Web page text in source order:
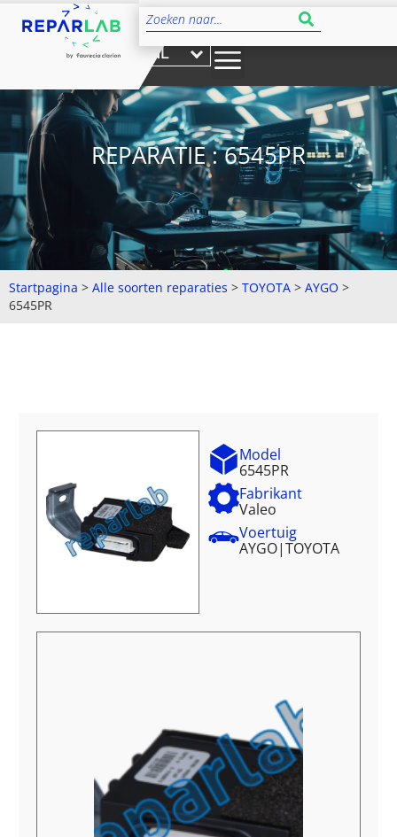
NL
REPARATIE : 6545PR
Startpagina > Alle soorten reparaties > TOYOTA > AYGO >
6545PR
Model
6545PR
Fabrikant
Valeo
Voertuig
AYGO|TOYOTA